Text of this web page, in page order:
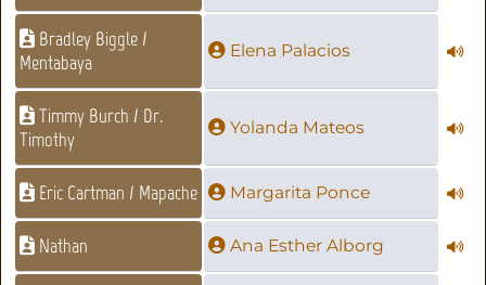
Bradley Biggle /
Mentabaya
Elena Palacios
Timmy Burch / Dr.
Timothy
Yolanda Mateos
Eric Cartman / Mapache Margarita Ponce
Nathan Ana Esther Alborg